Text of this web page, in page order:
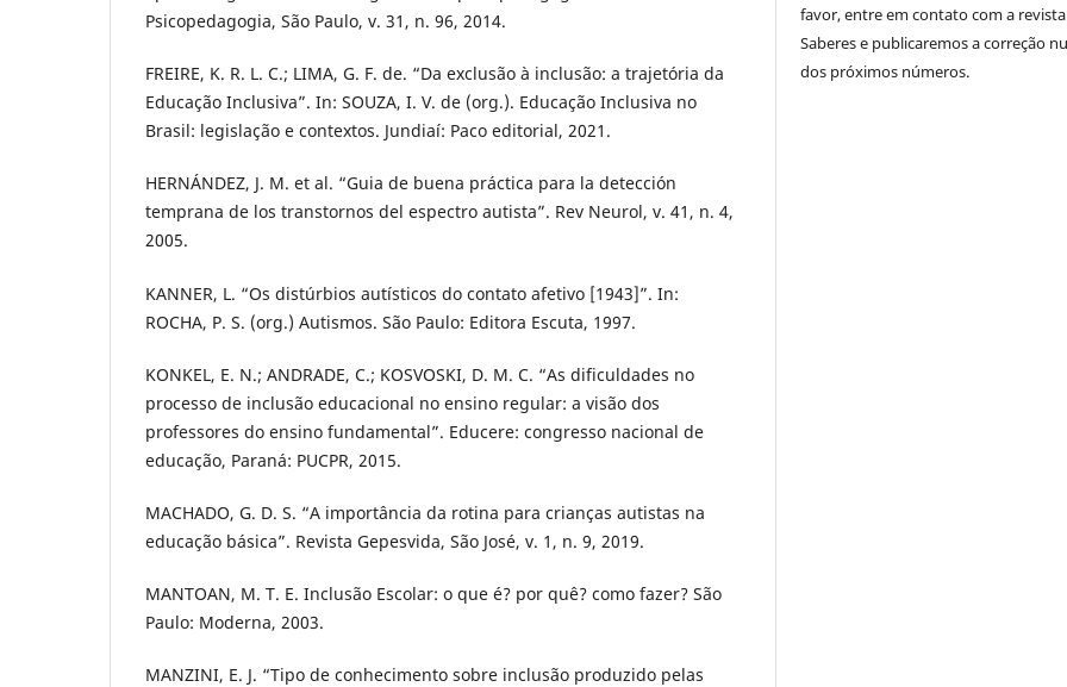
Psicopedagogia, São Paulo, v. 31, n. 96, 2014.
FREIRE, K. R. L. C.; LIMA, G. F. de. “Da exclusão à inclusão: a trajetória da
Educação Inclusiva”. In: SOUZA, I. V. de (org.). Educação Inclusiva no
Brasil: legislação e contextos. Jundiaí: Paco editorial, 2021.
HERNÁNDEZ, J. M. et al. “Guia de buena práctica para la detección
temprana de los transtornos del espectro autista”. Rev Neurol, v. 41, n. 4,
2005.
KANNER, L. “Os distúrbios autísticos do contato afetivo [1943]”. In:
ROCHA, P. S. (org.) Autismos. São Paulo: Editora Escuta, 1997.
KONKEL, E. N.; ANDRADE, C.; KOSVOSKI, D. M. C. “As dificuldades no
processo de inclusão educacional no ensino regular: a visão dos
professores do ensino fundamental”. Educere: congresso nacional de
educação, Paraná: PUCPR, 2015.
MACHADO, G. D. S. “A importância da rotina para crianças autistas na
educação básica”. Revista Gepesvida, São José, v. 1, n. 9, 2019.
MANTOAN, M. T. E. Inclusão Escolar: o que é? por quê? como fazer? São
Paulo: Moderna, 2003.
MANZINI, E. J. “Tipo de conhecimento sobre inclusão produzido pelas
favor, entre em contato com a revista
Saberes e publicaremos a correção
dos próximos números.